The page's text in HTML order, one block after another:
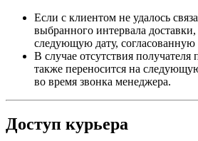
Если с клиентом не удалось
выбранного интервала доставки,
следующую дату,
В случае отсутствия получателя
также переносится на
во время звонка менеджера.
Доступ курьера